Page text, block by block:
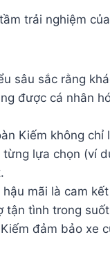
trải nghiệm
sâu sắc rằng
được cá nhân
Kiếm không
lựa chọn (ví
mãi là cam
tình trong
đảm bảo xe